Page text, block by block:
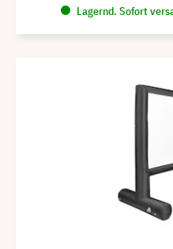
Lagernd. Sofort